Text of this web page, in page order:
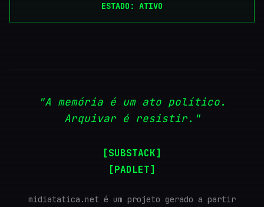
ESTADO: ATIVO
"A memória é um ato político.
Arquivar é resistir."
[SUBSTACK]
[PADLET]
midiatatica.net é um projeto gerado a partir